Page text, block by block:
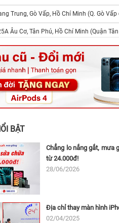
Trung, Gò Vấp, Hồ Chí Minh (Q. Gò Vấp
Âu Cơ, Tân Phú, Hồ Chí Minh (Quận
Văn Việt, Tăng Nhơn Phú, Hồ Chí Minh (Q.9
Văn Ngân, Thủ Đức, Hồ Chí Minh (Bình
An Ninh, Dĩ An, Hồ Chí Minh (Bình
Tàu: 162A Ba Cu, Vũng Tàu, Hồ Chí
BẬT
Chẳng lo nắng gắt, mưa
từ 24.000đ!
28/06/2026
Địa chỉ thay màn hình
02/04/2025